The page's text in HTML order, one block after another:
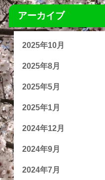
アーカイブ
2025年10月
2025年8月
2025年5月
2025年1月
2024年12月
2024年9月
2024年7月